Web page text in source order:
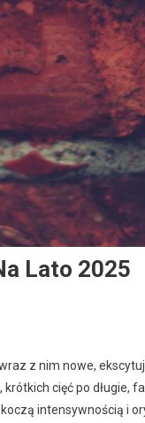
Lato 2025
z nim nowe,
cięć po
intensywnością i